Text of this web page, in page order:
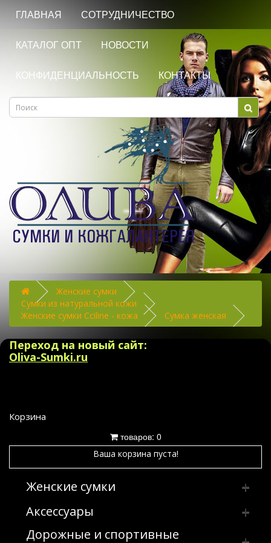
ГЛАВНАЯ СОТРУДНИЧЕСТВО
КАТАЛОГ ОПТ НОВОСТИ
КОНФИДЕНЦИАЛЬНОСТЬ КОНТАКТЫ
Женские сумки
Сумки из натуральной кожи
Женские сумки Cciline - кожа
Сумка женская
Переход на новый сайт:
Oliva-Sumki.ru
Корзина
товаров: 0
Ваша корзина пуста!
Женские сумки
Клатчи
Клатчи из искусственных и
Сумка женская производство Россия
Аксессуары
Брелки
Дорожные и спортивные